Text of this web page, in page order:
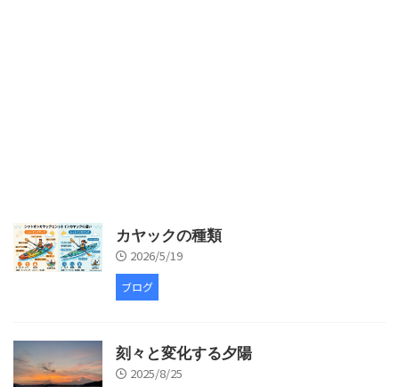
カヤックの種類
2026/5/19
ブログ
刻々と変化する夕陽
2025/8/25